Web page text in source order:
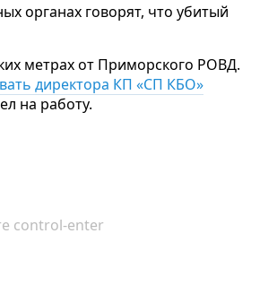
органах говорят, что убитый
метрах от Приморского РОВД.
директора КП «СП КБО»
на работу.
control-enter